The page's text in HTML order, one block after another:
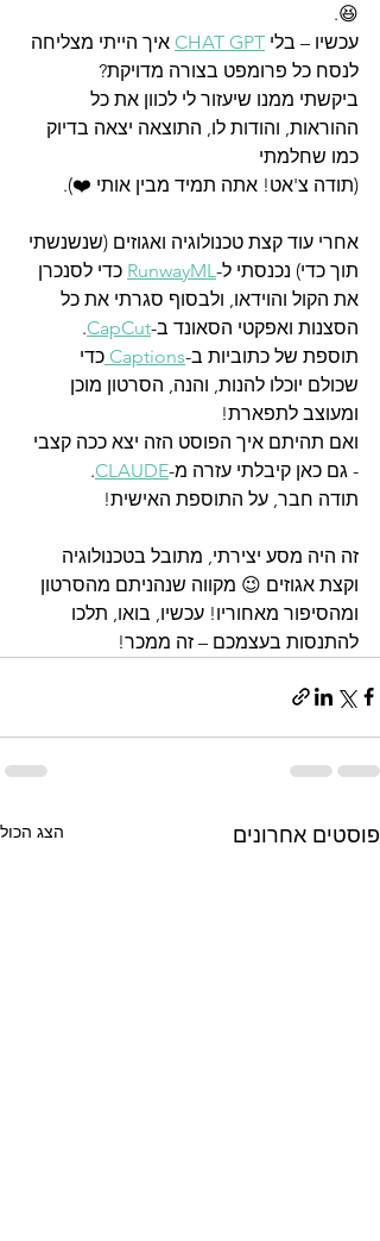
😆.
עכשיו – בלי CHAT GPT איך הייתי מצליחה
לנסח כל פרומפט בצורה מדויקת?
ביקשתי ממנו שיעזור לי לכוון את כל
ההוראות, והודות לו, התוצאה יצאה בדיוק
כמו שחלמתי
(תודה צ'אט! אתה תמיד מבין אותי ❤️).
אחרי עוד קצת טכנולוגיה ואגוזים (שנשנשתי
תוך כדי) נכנסתי ל- RunwayML כדי לסנכרן
את הקול והוידאו, ולבסוף סגרתי את כל
הסצנות ואפקטי הסאונד ב-CapCut
.
תוספת של כתוביות ב-Captions כדי
שכולם יוכלו להנות, והנה, הסרטון מוכן
ומעוצב לתפארת!
ואם תהיתם איך הפוסט הזה יצא ככה קצבי
- גם כאן קיבלתי עזרה מ-CLAUDE
.
תודה חבר, על התוספת האישית!
זה היה מסע יצירתי, מתובל בטכנולוגיה
וקצת אגוזים 😉 מקווה שנהניתם מהסרטון
ומהסיפור מאחוריו! עכשיו, בואו, תלכו
להתנסות בעצמכם – זה ממכר!
פוסטים אחרונים הצג הכול